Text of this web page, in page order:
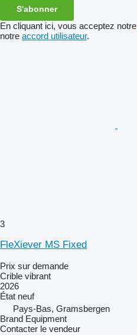
S'abonner
En cliquant ici, vous acceptez notre
notre accord utilisateur.
3
FleXiever MS Fixed
Prix sur demande
Crible vibrant
2026
État neuf
Pays-Bas, Gramsbergen
Brand Equipment
Contacter le vendeur